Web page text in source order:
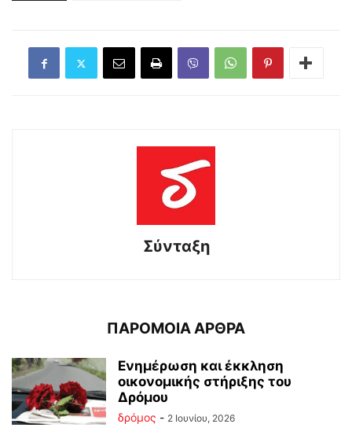
Σύνταξη
ΠΑΡΟΜΟΙΑ ΑΡΘΡΑ
Ενημέρωση και έκκληση
οικονομικής στήριξης του
Δρόμου
δρόμος - 2 Ιουνίου, 2026